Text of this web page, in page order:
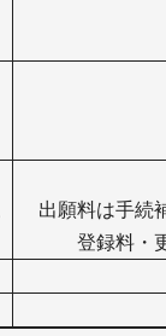
出願料は手続
登録料・